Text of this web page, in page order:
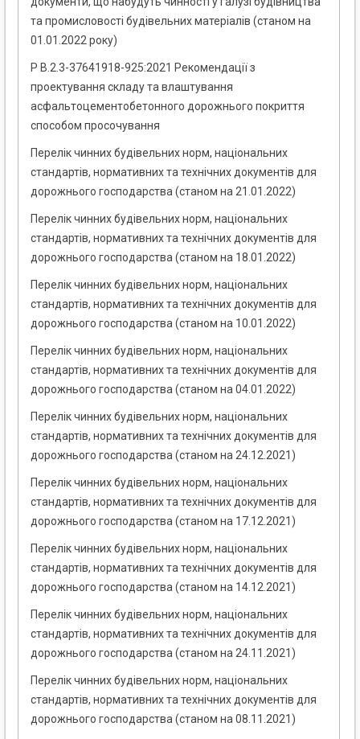
та промисловості будівельних матеріалів (станом на
01.01.2022 року)
Р В.2.3-37641918-925:2021 Рекомендації з
проектування складу та влаштування
асфальтоцементобетонного дорожнього покриття
способом просочування
Перелік чинних будівельних норм, національних
стандартів, нормативних та технічних документів для
дорожнього господарства (станом на 21.01.2022)
Перелік чинних будівельних норм, національних
стандартів, нормативних та технічних документів для
дорожнього господарства (станом на 18.01.2022)
Перелік чинних будівельних норм, національних
стандартів, нормативних та технічних документів для
дорожнього господарства (станом на 10.01.2022)
Перелік чинних будівельних норм, національних
стандартів, нормативних та технічних документів для
дорожнього господарства (станом на 04.01.2022)
Перелік чинних будівельних норм, національних
стандартів, нормативних та технічних документів для
дорожнього господарства (станом на 24.12.2021)
Перелік чинних будівельних норм, національних
стандартів, нормативних та технічних документів для
дорожнього господарства (станом на 17.12.2021)
Перелік чинних будівельних норм, національних
стандартів, нормативних та технічних документів для
дорожнього господарства (станом на 14.12.2021)
Перелік чинних будівельних норм, національних
стандартів, нормативних та технічних документів для
дорожнього господарства (станом на 24.11.2021)
Перелік чинних будівельних норм, національних
стандартів, нормативних та технічних документів для
дорожнього господарства (станом на 08.11.2021)